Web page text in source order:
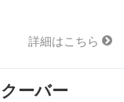
詳細はこちら
ーバー